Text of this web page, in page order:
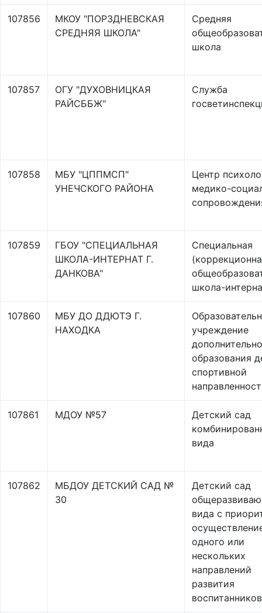
107856
МКОУ "ПОРЗДНЕВСКАЯ
СРЕДНЯЯ ШКОЛА"
Средняя
школа
107857
ОГУ "ДУХОВНИЦКАЯ
РАЙСББЖ"
Служба
107858
МБУ "ЦППМСП"
УНЕЧСКОГО РАЙОНА
Центр
медико-
107859
ГБОУ "СПЕЦИАЛЬНАЯ
ШКОЛА-ИНТЕРНАТ Г.
ДАНКОВА"
Специальная
школа-
107860
МБУ ДО ДДЮТЭ Г.
НАХОДКА
учреждение
образования
спортивной
107861 МДОУ №57
Детский сад
вида
107862
МБДОУ ДЕТСКИЙ САД №
30
Детский сад
вида с
одного или
нескольких
направлений
развития
воспитанников